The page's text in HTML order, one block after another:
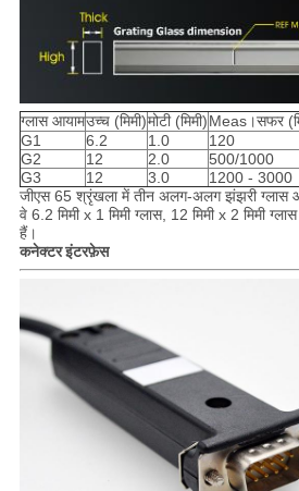
ग्लास आयामउच्च (मिमी)मोटी (मिमी)Meas।सफर
G1
6.2 1.0
120
G2
12 2.0
500/1000
G3
12 3.0
1200 - 3000
जीएस 65 श्रृंखला में तीन अलग-अलग झंझरी ग्लास
वे 6.2 मिमी x 1 मिमी ग्लास, 12 मिमी x 2 मिमी
हैं।
कनेक्टर इंटरफ़ेस